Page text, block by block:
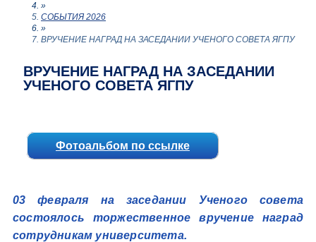
»
СОБЫТИЯ 2026
»
ВРУЧЕНИЕ НАГРАД НА ЗАСЕДАНИИ УЧЕНОГО СОВЕТА ЯГПУ
ВРУЧЕНИЕ НАГРАД НА ЗАСЕДАНИИ
УЧЕНОГО СОВЕТА ЯГПУ
Фотоальбом по ссылке
03 февраля на заседании Ученого совета
состоялось торжественное вручение наград
сотрудникам университета.